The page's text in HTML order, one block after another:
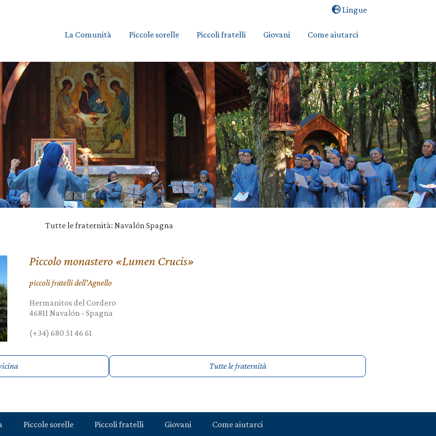
Lingue
La Comunità Piccole sorelle Piccoli fratelli Giovani Come aiutarci
Tutte le fraternità: Navalón Spagna
Piccolo monastero «Lumen Crucis»
piccoli fratelli dell'Agnello
Hermanitos del Cordero
46811 Navalón- Spagna
(+34) 680 51 46 61
Tutte le fraternità
Piccole sorelle Piccoli fratelli Giovani Come aiutarci